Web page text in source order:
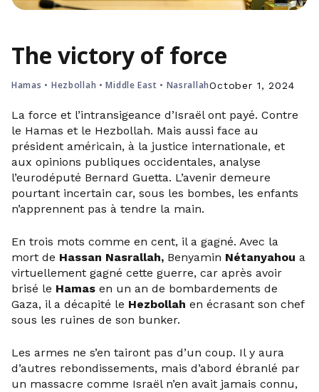
The victory of force
Hamas • Hezbollah •Middle East • NasrallahOctober 1, 2024
La force et l’intransigeance d’Israël ont payé. Contre
le Hamas et le Hezbollah. Mais aussi face au
président américain, à la justice internationale, et
aux opinions publiques occidentales, analyse
l’eurodéputé Bernard Guetta. L’avenir demeure
pourtant incertain car, sous les bombes, les enfants
n’apprennent pas à tendre la main.
En trois mots comme en cent, il a gagné. Avec la
mort de Hassan Nasrallah, Benyamin Nétanyahou a
virtuellement gagné cette guerre, car après avoir
brisé le Hamas en un an de bombardements de
Gaza, il a décapité le Hezbollah en écrasant son chef
sous les ruines de son bunker.
Les armes ne s’en tairont pas d’un coup. Il y aura
d’autres rebondissements, mais d’abord ébranlé par
un massacre comme Israël n’en avait jamais connu,